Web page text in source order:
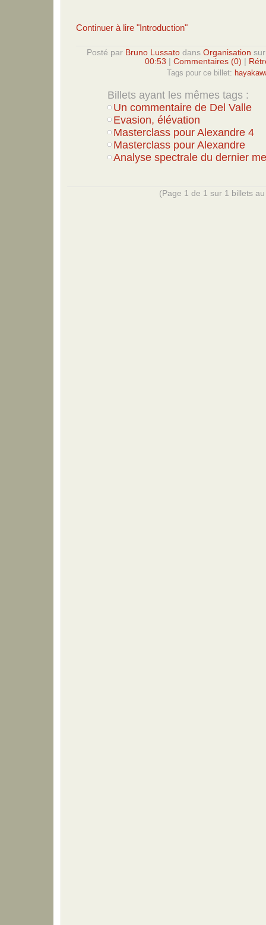
Continuer à lire "Introduction"
Posté par Bruno Lussatodans Organisation
00:53
Commentaires (0)
Tags pour ce billet:
Billets ayant les mêmes tags :
Un commentaire de Del Valle
Evasion, élévation
Masterclass pour Alexandre 4
Masterclass pour Alexandre
Analyse spectrale du dernier
(Page 1 de 1 sur 1 billets